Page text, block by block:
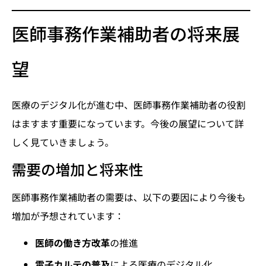
医師事務作業補助者の将来展
望
医療のデジタル化が進む中、医師事務作業補助者の役割
はますます重要になっています。今後の展望について詳
しく見ていきましょう。
需要の増加と将来性
医師事務作業補助者の需要は、以下の要因により今後も
増加が予想されています：
医師の働き方改革の推進